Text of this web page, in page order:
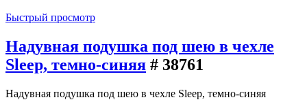
Быстрый просмотр
Надувная подушка под шею в чехле
Sleep, темно-синяя # 38761
Надувная подушка под шею в чехле Sleep, темно-синяя